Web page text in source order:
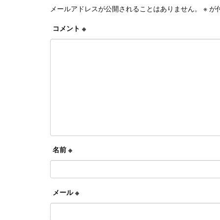
メールアドレスが公開されることはありません。 ※ が
コメント ※
名前 ※
メール※